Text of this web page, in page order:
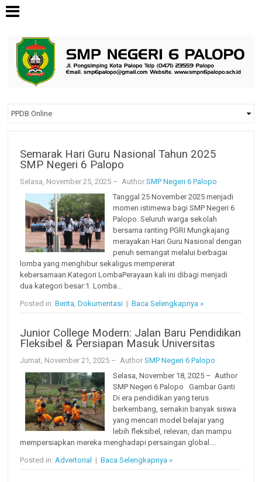
Semarak Hari Guru Nasional Tahun 2025
SMP Negeri 6 Palopo
Selasa, November 25, 2025 – AuthorSMP Negeri 6 Palopo
Tanggal 25 November 2025 menjadi
momen istimewa bagi SMP Negeri 6
Palopo. Seluruh warga sekolah
bersama ranting PGRI Mungkajang
merayakan Hari Guru Nasional dengan
penuh semangat melalui berbagai
lomba yang menghibur sekaligus mempererat
kebersamaan.Kategori LombaPerayaan kali ini dibagi menjadi
dua kategori besar:1. Lomba...
Posted in:Berita ,Dokumentasi |Baca Selengkapnya »
Junior College Modern: Jalan Baru Pendidikan
Fleksibel & Persiapan Masuk Universitas
Jumat, November 21, 2025 – AuthorSMP Negeri 6 Palopo
Selasa, November 18, 2025 – Author
SMP Negeri 6 Palopo Gambar Ganti
Di era pendidikan yang terus
berkembang, semakin banyak siswa
yang mencari model belajar yang
lebih fleksibel, relevan, dan mampu
mempersiapkan mereka menghadapi persaingan global....
Posted in: Advertorial |Baca Selengkapnya »